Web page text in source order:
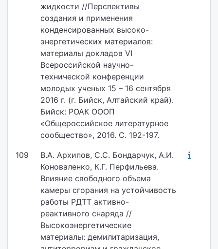
жидкости //Перспективы
создания и применения
конденсированных высоко-
энергетических материалов:
материалы докладов VI
Всероссийской научно-
технической конференции
молодых ученых 15 – 16 сентября
2016 г. (г. Бийск, Алтайский край).
Бийск: РОАК ОООП
«Общероссийское литературное
сообщество», 2016. С. 192-197.
109
В.А. Архипов, С.С. Бондарчук, А.И.
Коноваленко, К.Г. Перфильева.
Влияние свободного объема
камеры сгорания на устойчивость
работы РДТТ активно-
реактивного снаряда //
Высокоэнергетические
материалы: демилитаризация,